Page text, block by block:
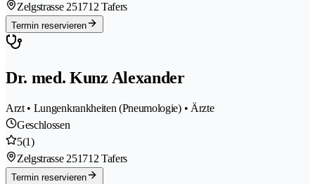
Zelgstrasse 251712 Tafers
Termin reservieren
Dr. med. Kunz Alexander
Arzt • Lungenkrankheiten (Pneumologie) • Ärzte
Geschlossen
5(1)
Zelgstrasse 251712 Tafers
Termin reservieren